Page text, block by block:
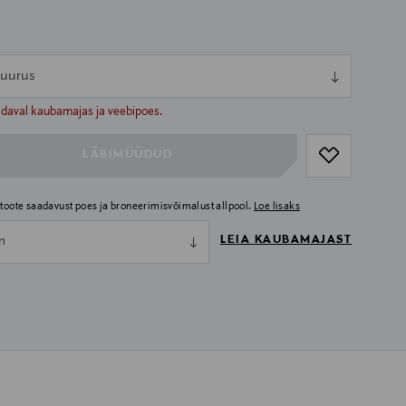
kaubamajas ja veebipoes.
saadavust poes ja broneerimisvõimalust allpool. Loe lisaks
LEIA KAUBAMAJAST